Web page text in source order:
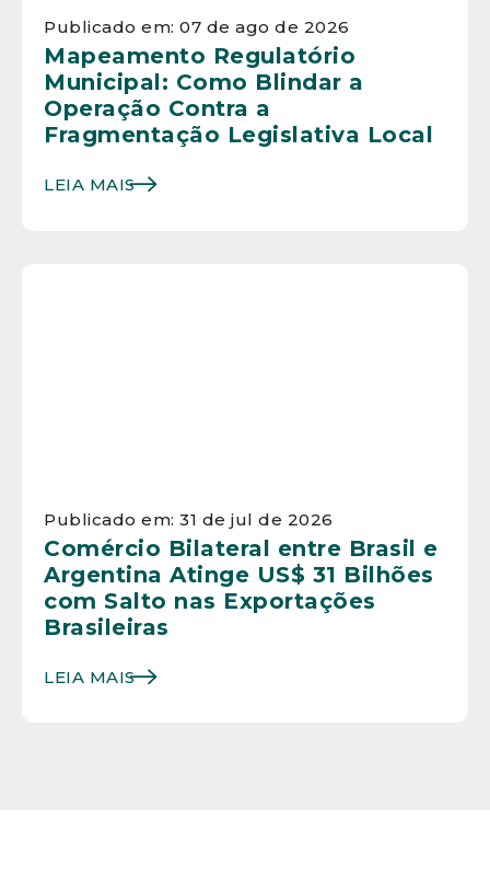
Publicado em: 07 de ago de 2026
Mapeamento Regulatório
Municipal: Como Blindar a
Operação Contra a
Fragmentação Legislativa Local
LEIA MAIS
Publicado em: 31 de jul de 2026
Comércio Bilateral entre Brasil e
Argentina Atinge US$ 31 Bilhões
com Salto nas Exportações
Brasileiras
LEIA MAIS